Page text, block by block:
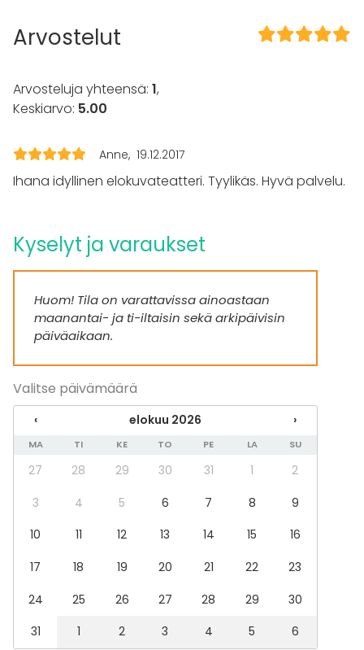
Pro äänilaitteisto
Tilaan kuuluu
Terassi
Musiikki kovalla OK
Tapahtumatyypit
Häät
Saunailta
Illallinen / lounas
Messut
Esitys / näytös
Virkistystilaisuus
Mökkireissu / retriitti
Elämys / aktiviteetti
Pikkujoulut
Tilatyypit
Monitoimitila
Konserttisali
Elokuvateatteri
Terassi / Piha
Arvostelut
Arvosteluja yhteensä: 1,
Keskiarvo: 5.00
Anne 19.12.2017
Ihana idyllinen elokuvateatteri. Tyylikäs. Hyvä palvelu.
Kyselyt ja varaukset
Huom! Tila on varattavissa ainoastaan
maanantai- ja ti-iltaisin sekä arkipäivisin
päiväaikaan.
Valitse päivämäärä
‹ elokuu 2026 ›
MA TI KE TO PE LA SU
27 28 29 30 31 1
2
3
4 5 6 7 8
9
10
11 12 13 14 15
16
17
18 19 20 21 22
23
24
25 26 27 28 29
30
31
1 2 3 4 5 6